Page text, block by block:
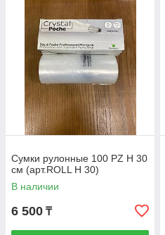
Сумки рулонные 100 PZ H 30
см (арт.ROLL H 30)
В наличии
6 500 ₸